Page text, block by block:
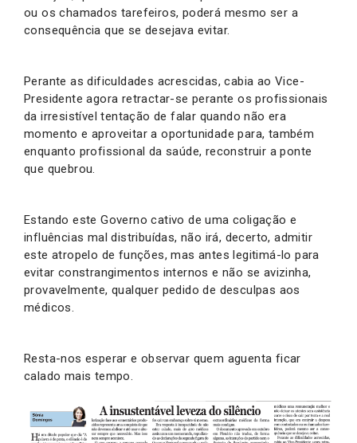
ou os chamados tarefeiros, poderá mesmo ser a
consequência que se desejava evitar.
Perante as dificuldades acrescidas, cabia ao Vice-
Presidente agora retractar-se perante os profissionais
da irresistível tentação de falar quando não era
momento e aproveitar a oportunidade para, também
enquanto profissional da saúde, reconstruir a ponte
que quebrou.
Estando este Governo cativo de uma coligação e
influências mal distribuídas, não irá, decerto, admitir
este atropelo de funções, mas antes legitimá-lo para
evitar constrangimentos internos e não se avizinha,
provavelmente, qualquer pedido de desculpas aos
médicos.
Resta-nos esperar e observar quem aguenta ficar
calado mais tempo.